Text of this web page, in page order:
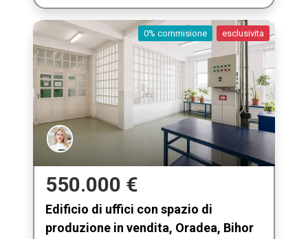
0% commisione esclusivita
550.000 €
Edificio di uffici con spazio di
produzione in vendita, Oradea, Bihor